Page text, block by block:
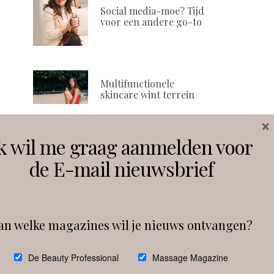
Social media-moe? Tijd
voor een andere go-to
Multifunctionele
skincare wint terrein
Volg ons
Follow on Instagram
wil me graag aanmelden voor
de E-mail nieuwsbrief
welke magazines wil je nieuws ontvangen?
De Beauty Professional Massage Magazine
×